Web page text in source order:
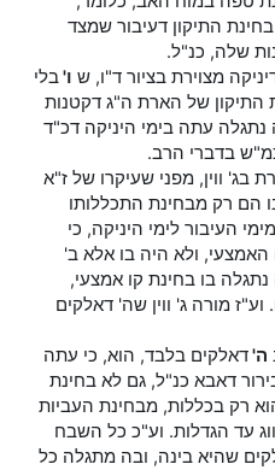
התיקון דעיבור שמצד
שלה, כנ"ל.
מצוירת בציור ד"ו, ש ו'בלי
התיקון של הארת ה"ג דקטנות
נתגלה עתה בימי היניקה דכ"ד
בדברי הרב.
בג' ווין, מפני שעיקרו של ז"א
הם רק מבחינת התכללותו
העיבור לימי היניקה, כי
האמצעי, ולא היה בו אלא ב'
נתגלה בו בחינת קו אמצעי,
מורה ג' ווין שה' דאלקים
ה'דאלקים בלבד, הוא, כי עתה
דאבא כנ"ל, גם לא בחינת
רק בכללות, מבחינת העביות
עד הגדלות. וע"כ כל השבח
שהיא בינה, ובה מתגלה כל